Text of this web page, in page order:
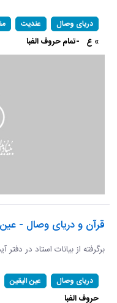
دریای وصال عندیت
» ع -تمام حروف الفبا
قرآن و دریای وصال - عین
برگرفته از بیانات استاد در دفتر
دریای وصال عین الیقین
حروف الفبا